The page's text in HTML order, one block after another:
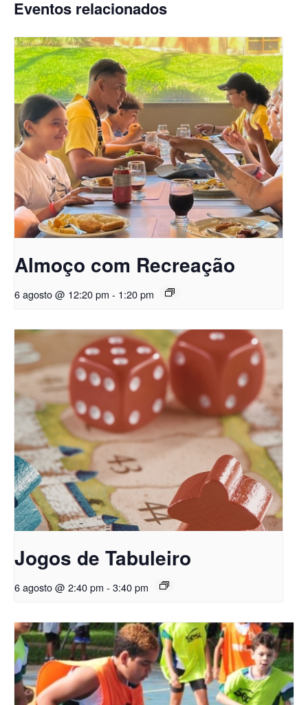
Eventos relacionados
Almoço com Recreação
6 agosto @ 12:20 pm - 1:20 pm
Jogos de Tabuleiro
6 agosto @ 2:40 pm - 3:40 pm